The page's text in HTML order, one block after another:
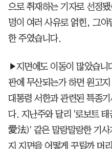
으로 취재하는 기자로 선정
명이 여러 사유로 얽힌, 그야
한 주였습니다.
▶지면에도 이동이 많았습니
판에 무산되는가 하면 원고
대통령 서한과 관련된 특종
다. 지난주와 달리 '로보트
愛法)' 같은 말랑말랑한 기
지 지면을 어떻게 꾸릴까 머